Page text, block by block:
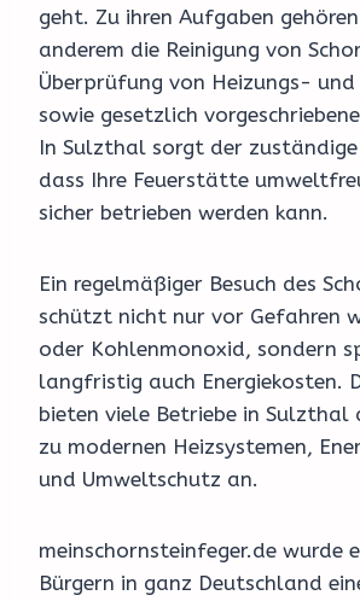
geht. Zu ihren Aufgaben
anderem die Reinigung von
Überprüfung von Heizungs-
sowie gesetzlich
In Sulzthal sorgt der
dass Ihre Feuerstätte
sicher betrieben werden kann.
Ein regelmäßiger Besuch des
schützt nicht nur vor Gefahren
oder Kohlenmonoxid, sondern
langfristig auch Energiekosten.
bieten viele Betriebe in Sulzthal
zu modernen Heizsystemen,
und Umweltschutz an.
meinschornsteinfeger.de wurde
Bürgern in ganz Deutschland